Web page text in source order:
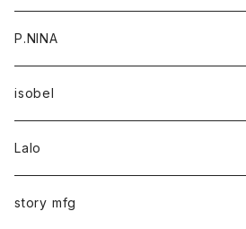
P.NINA
isobel
Lalo
story mfg